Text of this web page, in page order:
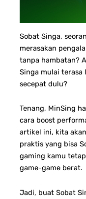
Sobat Singa,
merasakan
tanpa hambatan?
Singa mulai
secepat dulu?
Tenang, MinSing
cara boost
artikel ini, kita
praktis yang bisa
gaming kamu
game-game berat.
Jadi, buat Sobat